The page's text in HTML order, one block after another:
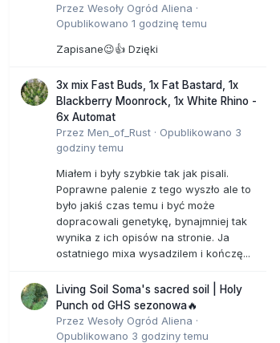
Przez Wesoły Ogród Aliena ·
Opublikowano 1 godzinę temu
Zapisane😉👍 Dzięki
3x mix Fast Buds, 1x Fat Bastard, 1x
Blackberry Moonrock, 1x White Rhino -
6x Automat
Przez Men_of_Rust · Opublikowano 3
godziny temu
Miałem i były szybkie tak jak pisali.
Poprawne palenie z tego wyszło ale to
było jakiś czas temu i być może
dopracowali genetykę, bynajmniej tak
wynika z ich opisów na stronie. Ja
ostatniego mixa wysadzilem i kończę...
Living Soil Soma's sacred soil | Holy
Punch od GHS sezonowa🔥
Przez Wesoły Ogród Aliena ·
Opublikowano 3 godziny temu